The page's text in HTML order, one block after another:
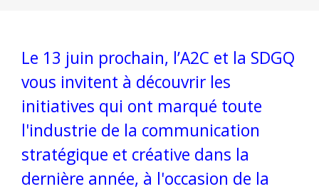
Le 13 juin prochain, l’A2C et la SDGQ
vous invitent à découvrir les
initiatives qui ont marqué toute
l'industrie de la communication
stratégique et créative dans la
dernière année, à l'occasion de la